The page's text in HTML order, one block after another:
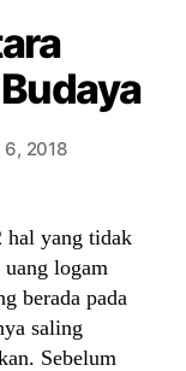
6, 2018
hal yang tidak
logam
berada pada
saling
Sebelum